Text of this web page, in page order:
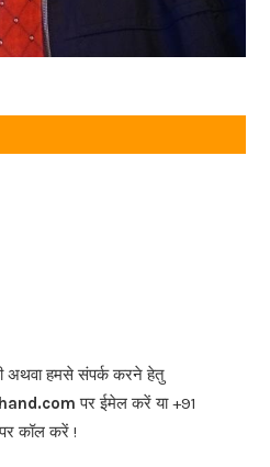
अथवा हमसे संपर्क करने हेतु
पर ईमेल करें या +91
कॉल करें !